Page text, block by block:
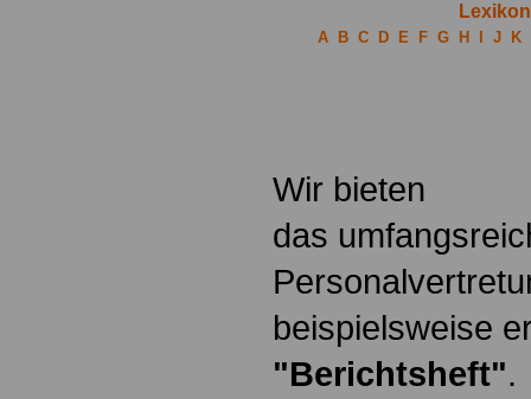
A B C D E F G H J K
Wir bieten
das
beispielsweise
"Berichtsheft".